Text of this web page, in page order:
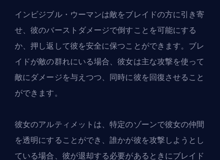
インビジブル・ウーマンは敵をブレイドの方に引き寄
せ、彼のバーストダメージで倒すことを可能にする
か、押し返して彼を安全に保つことができます。ブレ
イドが敵の群れにいる場合、彼女は主な攻撃を使って
敵にダメージを与えつつ、同時に彼を回復させること
ができます。
彼女のアルティメットは、特定のゾーンで彼女の仲間
を透明にすることができ、誰かが彼を攻撃しようとし
ている場合、彼が退却する必要があるときにブレイド